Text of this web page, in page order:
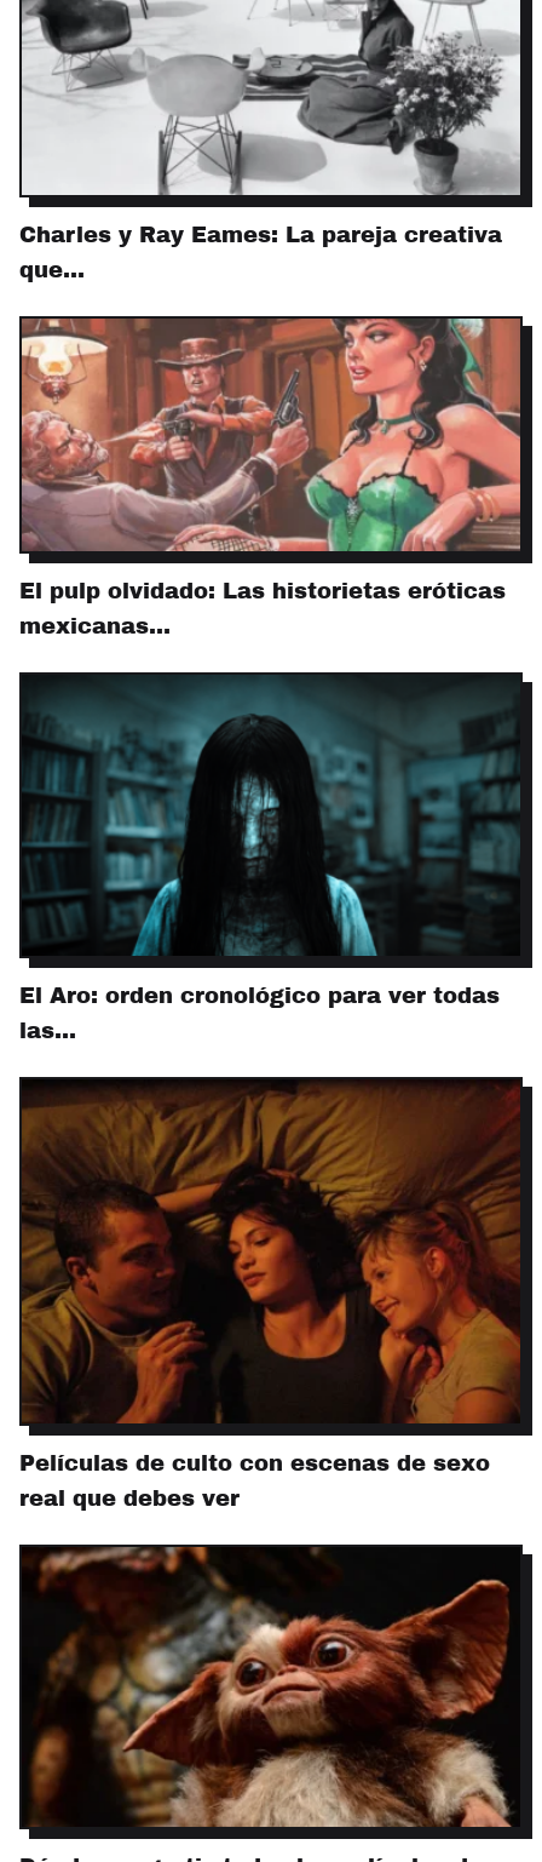
Charles y Ray Eames: La pareja creativa
que…
El pulp olvidado: Las historietas eróticas
mexicanas…
El Aro: orden cronológico para ver todas
las…
Películas de culto con escenas de sexo
real que debes ver